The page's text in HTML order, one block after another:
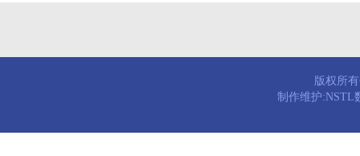
版权所
制作维护:NSTL